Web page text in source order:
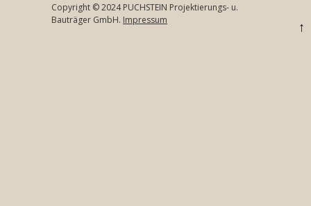
Copyright © 2024 PUCHSTEIN Projektierungs- u.
Bauträger GmbH. Impressum ↑